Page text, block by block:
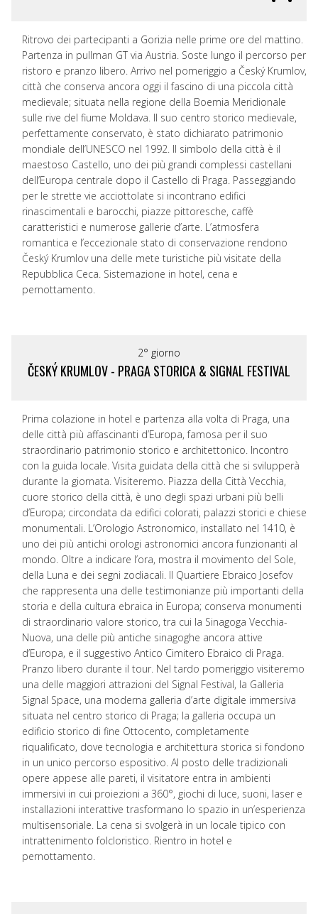
Ritrovo dei partecipanti a Gorizia nelle prime ore del mattino.
Partenza in pullman GT via Austria. Soste lungo il percorso per
ristoro e pranzo libero. Arrivo nel pomeriggio a Český Krumlov,
città che conserva ancora oggi il fascino di una piccola città
medievale; situata nella regione della Boemia Meridionale
sulle rive del fiume Moldava. Il suo centro storico medievale,
perfettamente conservato, è stato dichiarato patrimonio
mondiale dell’UNESCO nel 1992. Il simbolo della città è il
maestoso Castello, uno dei più grandi complessi castellani
dell’Europa centrale dopo il Castello di Praga. Passeggiando
per le strette vie acciottolate si incontrano edifici
rinascimentali e barocchi, piazze pittoresche, caffè
caratteristici e numerose gallerie d’arte. L’atmosfera
romantica e l’eccezionale stato di conservazione rendono
Český Krumlov una delle mete turistiche più visitate della
Repubblica Ceca. Sistemazione in hotel, cena e
pernottamento.
2° giorno
ČESKÝ KRUMLOV - PRAGA STORICA & SIGNAL FESTIVAL
Prima colazione in hotel e partenza alla volta di Praga, una
delle città più affascinanti d’Europa, famosa per il suo
straordinario patrimonio storico e architettonico. Incontro
con la guida locale. Visita guidata della città che si svilupperà
durante la giornata. Visiteremo. Piazza della Città Vecchia,
cuore storico della città, è uno degli spazi urbani più belli
d’Europa; circondata da edifici colorati, palazzi storici e chiese
monumentali. L’Orologio Astronomico, installato nel 1410, è
uno dei più antichi orologi astronomici ancora funzionanti al
mondo. Oltre a indicare l’ora, mostra il movimento del Sole,
della Luna e dei segni zodiacali. Il Quartiere Ebraico Josefov
che rappresenta una delle testimonianze più importanti della
storia e della cultura ebraica in Europa; conserva monumenti
di straordinario valore storico, tra cui la Sinagoga Vecchia-
Nuova, una delle più antiche sinagoghe ancora attive
d’Europa, e il suggestivo Antico Cimitero Ebraico di Praga.
Pranzo libero durante il tour. Nel tardo pomeriggio visiteremo
una delle maggiori attrazioni del Signal Festival, la Galleria
Signal Space, una moderna galleria d’arte digitale immersiva
situata nel centro storico di Praga; la galleria occupa un
edificio storico di fine Ottocento, completamente
riqualificato, dove tecnologia e architettura storica si fondono
in un unico percorso espositivo. Al posto delle tradizionali
opere appese alle pareti, il visitatore entra in ambienti
immersivi in cui proiezioni a 360°, giochi di luce, suoni, laser e
installazioni interattive trasformano lo spazio in un’esperienza
multisensoriale. La cena si svolgerà in un locale tipico con
intrattenimento folcloristico. Rientro in hotel e
pernottamento.